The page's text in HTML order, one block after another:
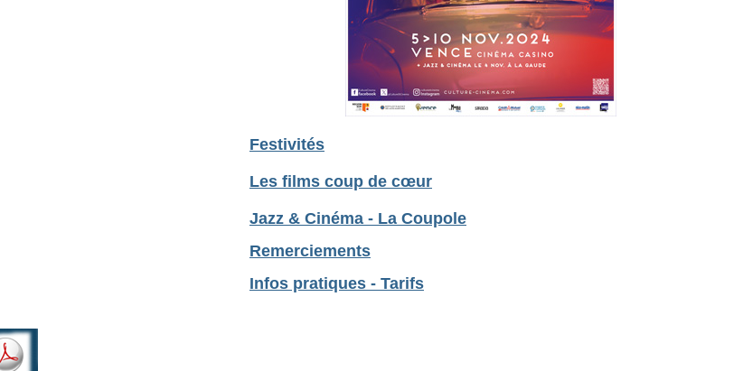
Festivités
Les films coup de cœur
Jazz & Cinéma - La Coupole
Remerciements
Infos pratiques - Tarifs